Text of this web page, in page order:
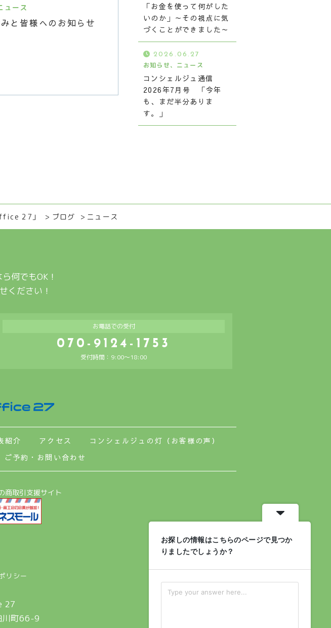
ュース
と皆様へのお知らせ
「お金を使って何がした
いのか」～その視点に気
づくことができました～
2026.06.27
お知らせ、ニュース
コンシェルジュ通信
2026年7月号 「今年
も、まだ半分ありま
す。」
27」 ブログ ニュース
何でもOK！
ください！
お電話での受付
070-9124-1753
受付時間：9:00～18:00
紹介 アクセス
コンシェルジュの灯（お客様の声）
ご予約・お問い合わせ
商取引支援サイト
リシー
27
川町66-9
お探しの情報はこちらのページで見つか
りましたでしょうか？